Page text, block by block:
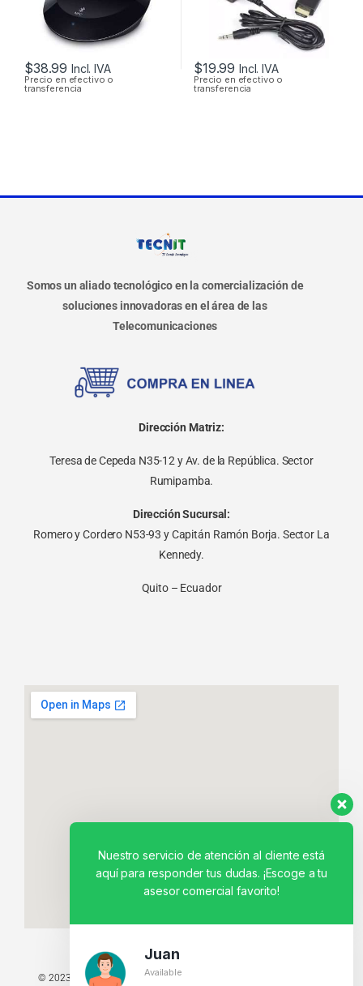
$38.99 Incl. IVA
Precio en efectivo o
transferencia
$19.99 Incl. IVA
Precio en efectivo o
transferencia
Somos un aliado tecnológico en la comercialización de
soluciones innovadoras en el área de las
Telecomunicaciones
Dirección Matriz:
Teresa de Cepeda N35-12 y Av. de la República. Sector
Rumipamba.
Dirección Sucursal:
Romero y Cordero N53-93 y Capitán Ramón Borja. Sector La
Kennedy.
Quito – Ecuador
© 2023 TODOS LOS DERECHOS RESERVADOS - TECNIT TU TIENDA
Nuestro servicio de atención al cliente está
aquí para responder tus dudas. ¡Escoge a tu
asesor comercial favorito!
Juan
Available